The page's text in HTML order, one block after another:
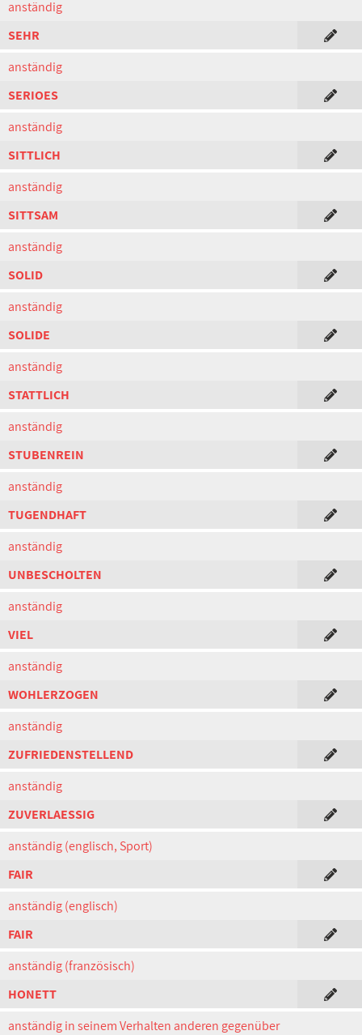
anständig
SEHR
anständig
SERIOES
anständig
SITTLICH
anständig
SITTSAM
anständig
SOLID
anständig
SOLIDE
anständig
STATTLICH
anständig
STUBENREIN
anständig
TUGENDHAFT
anständig
UNBESCHOLTEN
anständig
VIEL
anständig
WOHLERZOGEN
anständig
ZUFRIEDENSTELLEND
anständig
ZUVERLAESSIG
anständig (englisch, Sport)
FAIR
anständig (englisch)
FAIR
anständig (französisch)
HONETT
anständig in seinem Verhalten anderen gegenüber